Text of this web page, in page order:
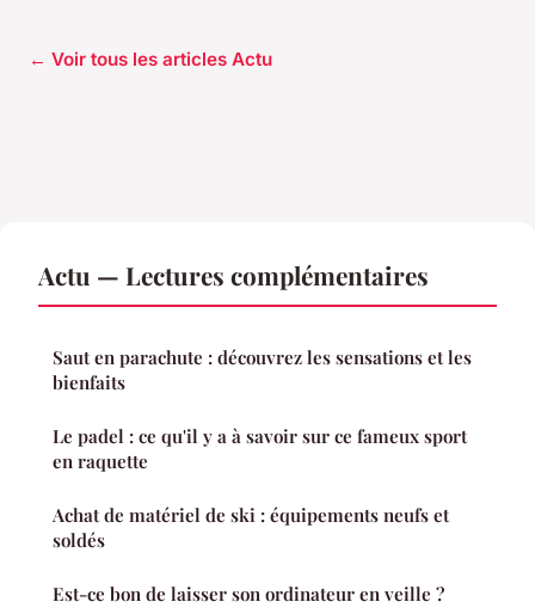
← Voir tous les articles Actu
Actu — Lectures complémentaires
Saut en parachute : découvrez les sensations et les
bienfaits
Le padel : ce qu'il y a à savoir sur ce fameux sport
en raquette
Achat de matériel de ski : équipements neufs et
soldés
Est-ce bon de laisser son ordinateur en veille ?